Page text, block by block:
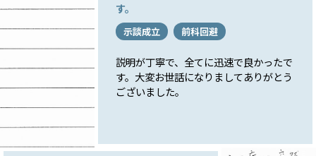
誠にありがとうございました。
す。
示談成立 前科回避
説明が丁寧で、全てに迅速で良かったで
す。大変お世話になりましてありがとう
ございました。